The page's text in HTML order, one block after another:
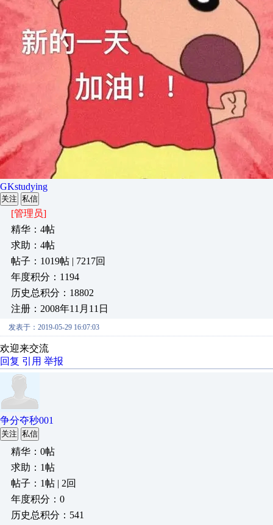
GKstudying
关注 私信
[管理员]
精华：4帖
求助：4帖
帖子：1019帖 | 7217回
年度积分：1194
历史总积分：18802
注册：2008年11月11日
发表于：2019-05-29 16:07:03
欢迎来交流
回复 引用 举报
争分夺秒001
关注 私信
精华：0帖
求助：1帖
帖子：1帖 | 2回
年度积分：0
历史总积分：541